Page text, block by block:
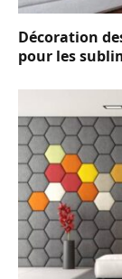
Décoration
pour les